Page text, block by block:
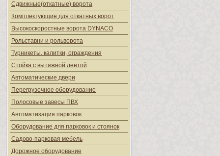
Сдвижные(откатные) ворота
Комплектующие для откатных ворот
Высокоскоростные ворота DYNACO
Рольставни и рольворота
Турникеты, калитки, ограждения
Стойка с вытяжной лентой
Автоматические двери
Перегрузочное оборудование
Полосовые завесы ПВХ
Автоматизация парковок
Оборудование для парковок и стоянок
Садово-парковая мебель
Дорожное оборудование